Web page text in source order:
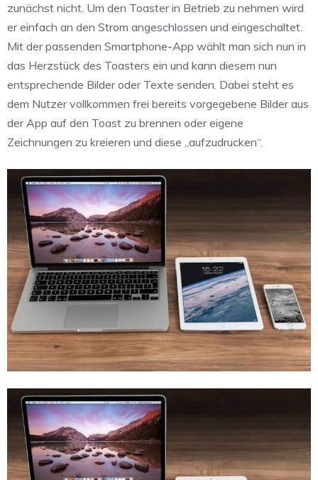
zunächst nicht. Um den Toaster in Betrieb zu nehmen wird
er einfach an den Strom angeschlossen und eingeschaltet.
Mit der passenden Smartphone-App wählt man sich nun in
das Herzstück des Toasters ein und kann diesem nun
entsprechende Bilder oder Texte senden. Dabei steht es
dem Nutzer vollkommen frei bereits vorgegebene Bilder aus
der App auf den Toast zu brennen oder eigene
Zeichnungen zu kreieren und diese „aufzudrucken“.